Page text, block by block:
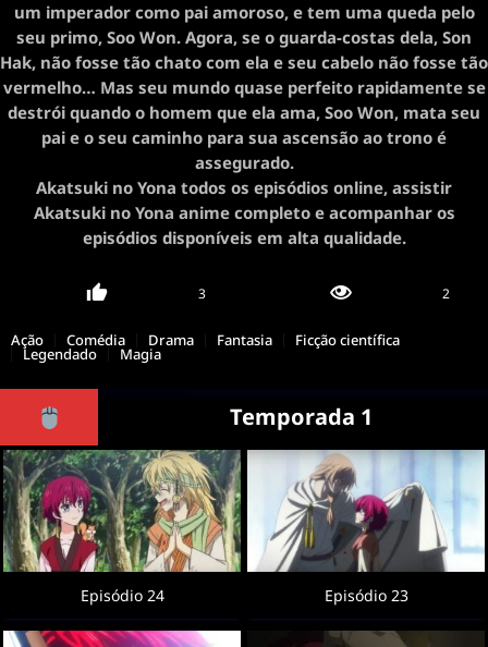
um imperador como pai amoroso, e tem uma queda pelo
seu primo, Soo Won. Agora, se o guarda-costas dela, Son
Hak, não fosse tão chato com ela e seu cabelo não fosse tão
vermelho… Mas seu mundo quase perfeito rapidamente se
destrói quando o homem que ela ama, Soo Won, mata seu
pai e o seu caminho para sua ascensão ao trono é
assegurado.
Akatsuki no Yona todos os episódios online, assistir
Akatsuki no Yona anime completo e acompanhar os
episódios disponíveis em alta qualidade.
3 2
Ação Comédia Drama Fantasia Ficção científica
Legendado Magia
Temporada 1
Episódio 24 Episódio 23